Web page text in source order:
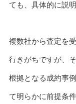
ても、具体的に説
複数社から査定を
行きがちですが、
根拠となる成約事
て明らかに前提条